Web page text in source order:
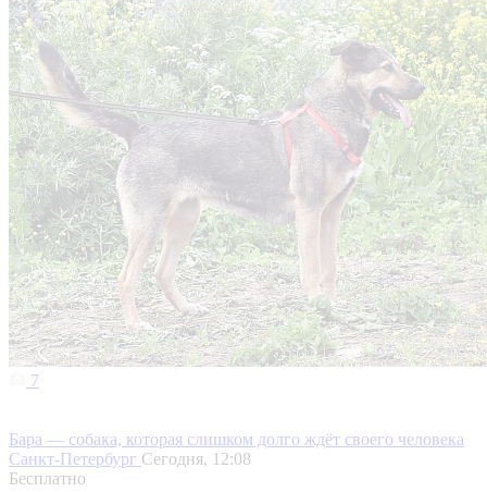
7
Бара — собака, которая слишком долго ждёт своего человека
Санкт-Петербург Сегодня, 12:08
Бесплатно